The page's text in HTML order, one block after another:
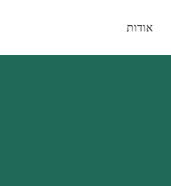
אודות